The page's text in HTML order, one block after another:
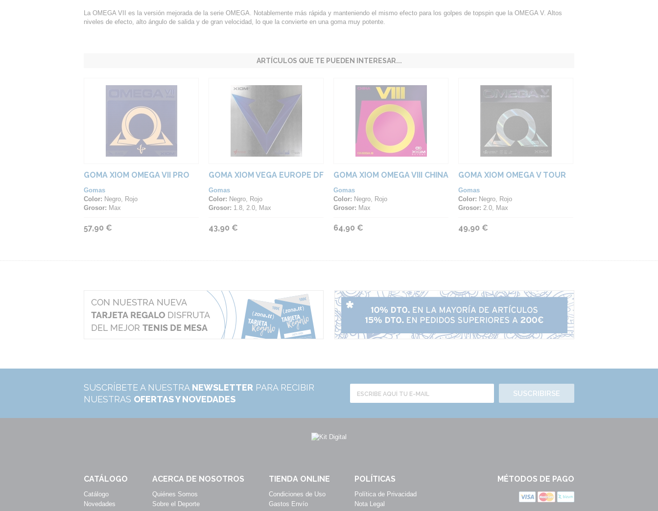
La OMEGA VII es la versión mejorada de la serie OMEGA. Notablemente más rápida y manteniendo el mismo efecto para los golpes de topspin que la OMEGA V. Altos
niveles de efecto, alto ángulo de salida y de gran velocidad, lo que la convierte en una goma muy potente.
ARTÍCULOS QUE TE PUEDEN INTERESAR...
GOMA XIOM OMEGA VII PRO
Gomas
Color: Negro, Rojo
Grosor: Max
57,90 €
GOMA XIOM VEGA EUROPE DF
Gomas
Color: Negro, Rojo
Grosor: 1.8, 2.0, Max
43,90 €
GOMA XIOM OMEGA VIII CHINA
Gomas
Color: Negro, Rojo
Grosor: Max
64,90 €
GOMA XIOM OMEGA V TOUR
Gomas
Color: Negro, Rojo
Grosor: 2.0, Max
49,90 €
SUSCRÍBETE A NUESTRA NEWSLETTER PARA RECIBIR
NUESTRAS OFERTAS Y NOVEDADES
SUSCRIBIRSE
CATÁLOGO
Catálogo
Novedades
ACERCA DE NOSOTROS
Quiénes Somos
Sobre el Deporte
TIENDA ONLINE
Condiciones de Uso
Gastos Envío
POLÍTICAS
Política de Privacidad
Nota Legal
MÉTODOS DE PAGO